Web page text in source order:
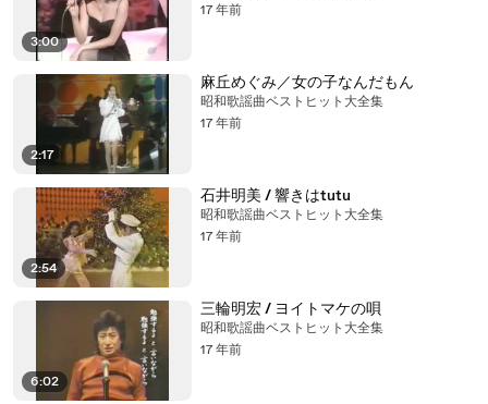
3:00
17 年前
2:17
麻丘めぐみ／女の子なんだもん
昭和歌謡曲ベストヒット大全集
17 年前
2:54
石井明美 / 響きはtutu
昭和歌謡曲ベストヒット大全集
17 年前
6:02
三輪明宏 / ヨイトマケの唄
昭和歌謡曲ベストヒット大全集
17 年前